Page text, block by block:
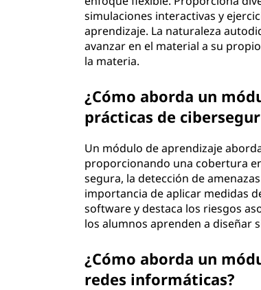
simulaciones interactivas y
aprendizaje. La naturaleza
avanzar en el material a su
la materia.
¿Cómo aborda un
prácticas de
Un módulo de aprendizaje
proporcionando una cobertura
segura, la detección de
importancia de aplicar medidas
software y destaca los riesgos
los alumnos aprenden a diseñar
¿Cómo aborda un
redes informáticas?